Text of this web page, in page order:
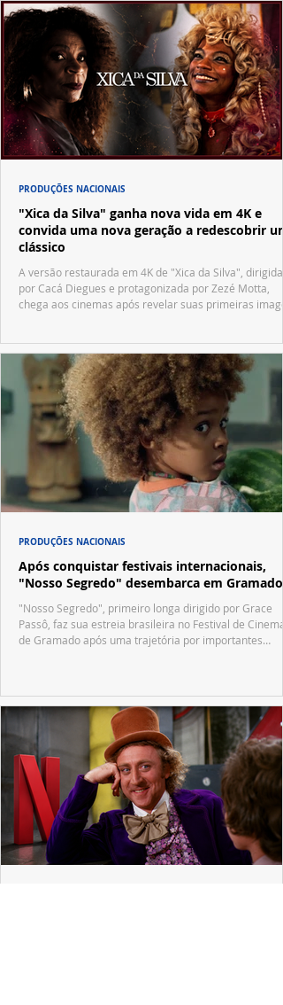
"Xica da Silva" ganha nova vida em 4K e
convida uma nova geração a redescobrir um
clássico
A versão restaurada em 4K de "Xica da Silva", dirigida
por Cacá Diegues e protagonizada por Zezé Motta,
chega aos cinemas após revelar suas primeiras
PRODUÇÕES NACIONAIS
Após conquistar festivais internacionais,
"Nosso Segredo" desembarca em Gramado
"Nosso Segredo", primeiro longa dirigido por Grace
Passô, faz sua estreia brasileira no Festival de Cinema
de Gramado após uma trajetória por importantes
PRODUÇÕES NACIONAIS